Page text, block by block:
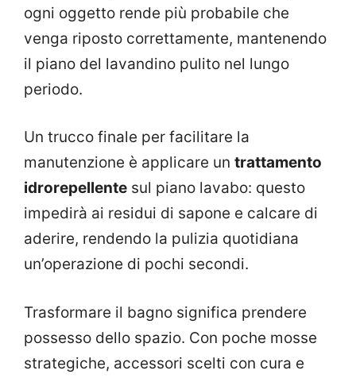
ogni oggetto rende più probabile che
venga riposto correttamente, mantenendo
il piano del lavandino pulito nel lungo
periodo.
Un trucco finale per facilitare la
manutenzione è applicare un trattamento
idrorepellente sul piano lavabo: questo
impedirà ai residui di sapone e calcare di
aderire, rendendo la pulizia quotidiana
un’operazione di pochi secondi.
Trasformare il bagno significa prendere
possesso dello spazio. Con poche mosse
strategiche, accessori scelti con cura e